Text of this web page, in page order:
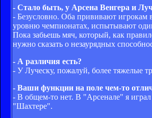
- Стало быть, у Арсена Венгера и
- Безусловно. Оба прививают игрокам
уровню чемпионатах, испытывают
Пока забьешь мяч, который, как
нужно сказать о незаурядных
- А различия есть?
- У Луческу, пожалуй, более тяжелые
- Ваши функции на поле чем-то
- В общем-то нет. В "Арсенале" я играл
"Шахтере".